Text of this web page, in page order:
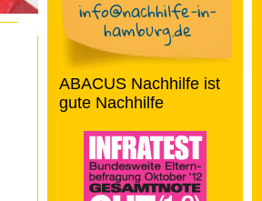
info@nachhilfe-in-
hamburg.de
ABACUS Nachhilfe ist
gute Nachhilfe